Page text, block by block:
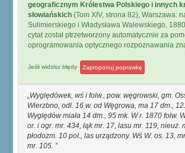
geograficznym Królestwa Polskiego i innych
słowiańskich (Tom XIV, strona 82), Warszawa:
Sulimierskiego i Władysława Walewskiego,
cytat został ptrzetworzony automatycznie za
oprogramowania optycznego rozpoznawania
Jeśli widzisz błędy Zaproponuj poprawkę
Wyględówek, wś i folw., pow. węgrowski, gm.
Wierzbno, odl. 16 w. od Węgrowa, ma 17 dm.,
Wyględów miała 14 dm., 95 mk. W r. 1870 folw.
or. i ogr. mr. 434, łąk mr. 17, lasu mr. 119, nieuż.
płodozm. 10 pol., las urządzony. Wś W. os. 13,
mr. 105.